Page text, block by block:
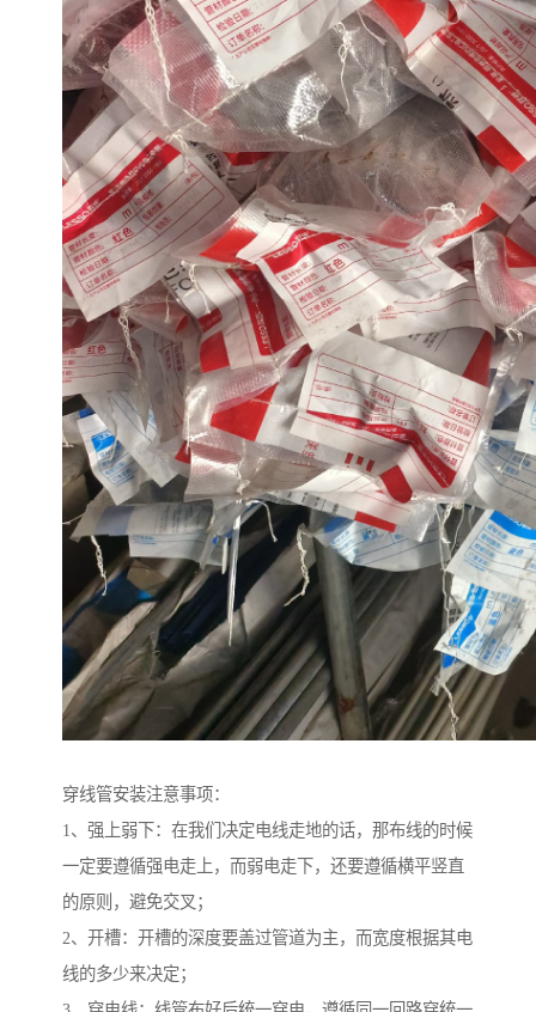
穿线管安装注意事项：
1、强上弱下：在我们决定电线走地的话，那布线的时候
一定要遵循强电走上，而弱电走下，还要遵循横平竖直
的原则，避免交叉；
2、开槽：开槽的深度要盖过管道为主，而宽度根据其电
线的多少来决定；